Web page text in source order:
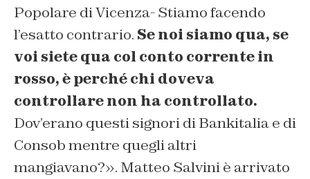
Popolare di Vicenza- Stiamo facendo
l’esatto contrario. Se noi siamo qua, se
voi siete qua col conto corrente in
rosso, è perché chi doveva
controllare non ha controllato.
Dov’erano questi signori di Bankitalia e di
Consob mentre quegli altri
mangiavano?». Matteo Salvini è arrivato